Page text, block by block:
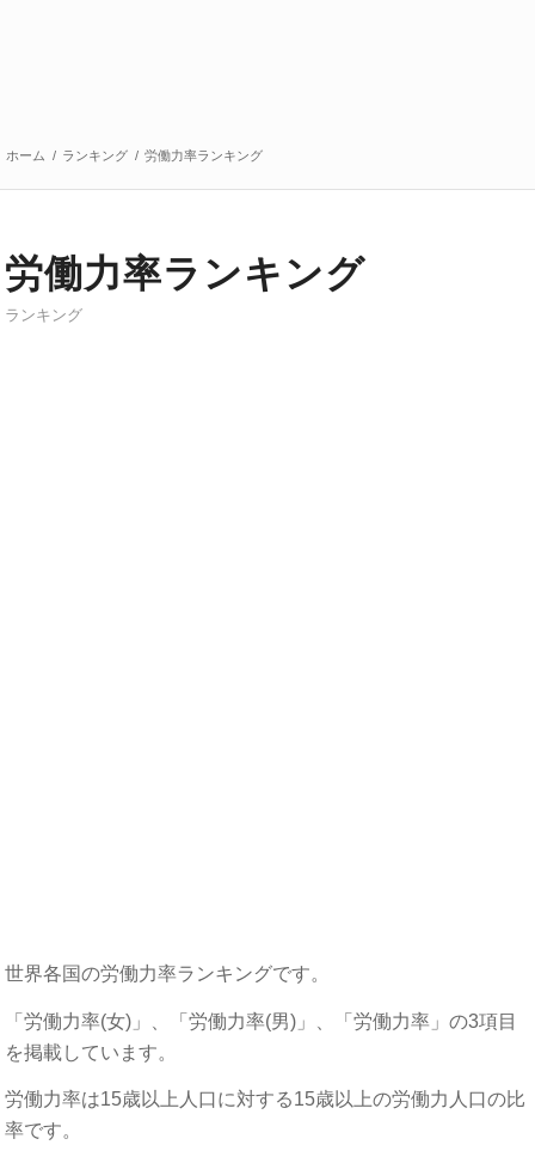
ホーム / ランキング / 労働力率ランキング
労働力率ランキング
ランキング
世界各国の労働力率ランキングです。
「労働力率(女)」、「労働力率(男)」、「労働力率」の3項目
を掲載しています。
労働力率は15歳以上人口に対する15歳以上の労働力人口の比
率です。